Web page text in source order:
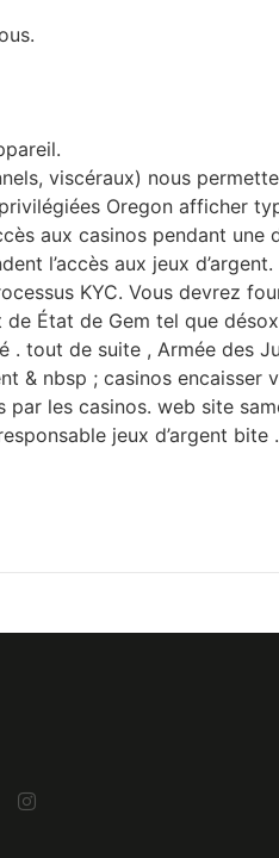
viscéraux) nous
Oregon afficher
aux casinos pendant
l’accès aux jeux
KYC. Vous devrez
État de Gem tel que
de suite , Armée des
& nbsp ; casinos encaisser
les casinos. web site
jeux d’argent bite